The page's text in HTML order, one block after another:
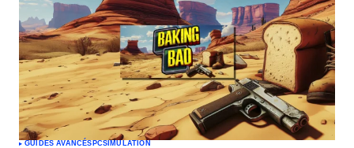
GUIDES AVANCÉS PCSIMULATION